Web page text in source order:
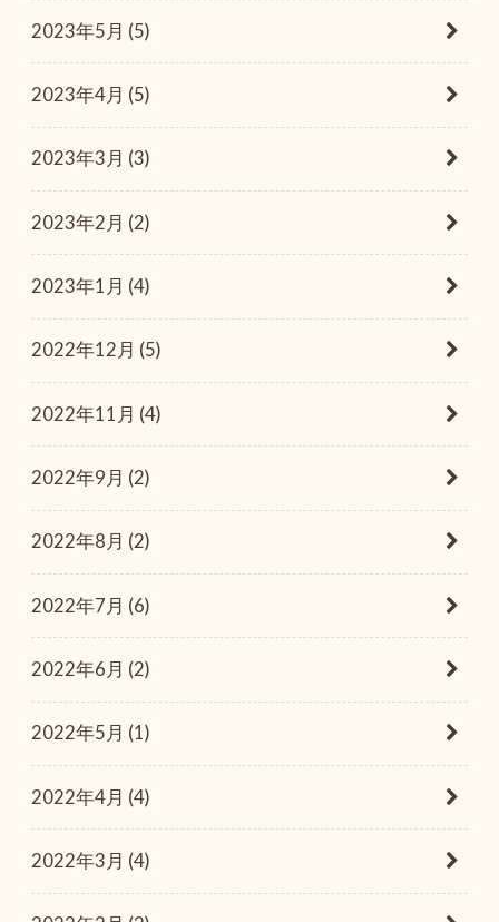
2023年5月 (5)
2023年4月 (5)
2023年3月 (3)
2023年2月 (2)
2023年1月 (4)
2022年12月 (5)
2022年11月 (4)
2022年9月 (2)
2022年8月 (2)
2022年7月 (6)
2022年6月 (2)
2022年5月 (1)
2022年4月 (4)
2022年3月 (4)